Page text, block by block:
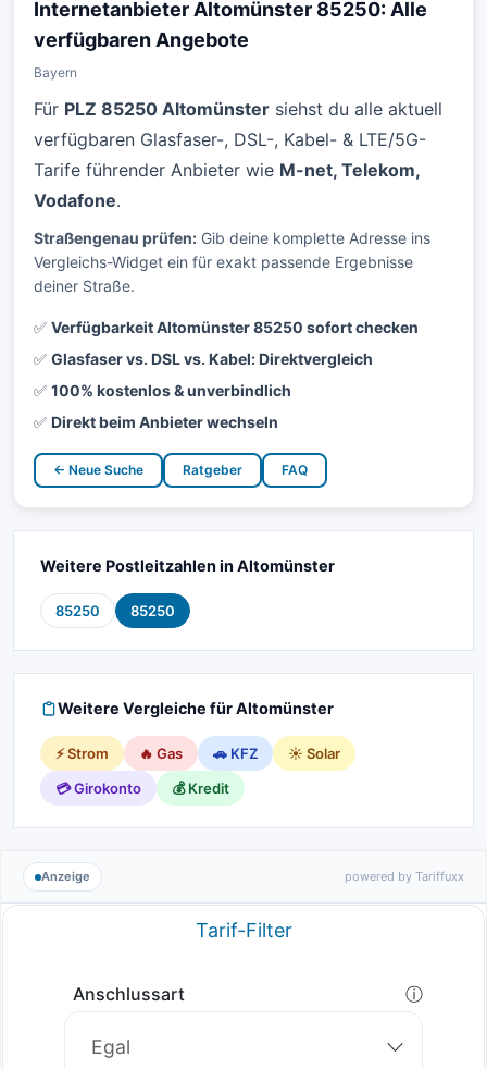
Internetanbieter Altomünster 85250: Alle
verfügbaren Angebote
Bayern
Für PLZ 85250 Altomünster siehst du alle aktuell
verfügbaren Glasfaser-, DSL-, Kabel- & LTE/5G-
Tarife führender Anbieter wie M-net, Telekom,
Vodafone.
Straßengenau prüfen: Gib deine komplette Adresse ins
Vergleichs-Widget ein für exakt passende Ergebnisse
deiner Straße.
✅ Verfügbarkeit Altomünster 85250 sofort checken
✅ Glasfaser vs. DSL vs. Kabel: Direktvergleich
✅ 100% kostenlos & unverbindlich
✅ Direkt beim Anbieter wechseln
← Neue Suche Ratgeber FAQ
Weitere Postleitzahlen in Altomünster
85250 85250
Weitere Vergleiche für Altomünster
⚡ Strom 🔥 Gas 🚗 KFZ
☀️ Solar
💳 Girokonto
💰 Kredit
Anzeige powered by Tariffuxx